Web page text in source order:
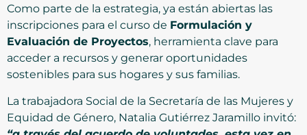
Como parte de la estrategia, ya están abiertas las
inscripciones para el curso de Formulación y
Evaluación de Proyectos, herramienta clave para
acceder a recursos y generar oportunidades
sostenibles para sus hogares y sus familias.
La trabajadora Social de la Secretaría de las Mujeres y
Equidad de Género, Natalia Gutiérrez Jaramillo invitó: